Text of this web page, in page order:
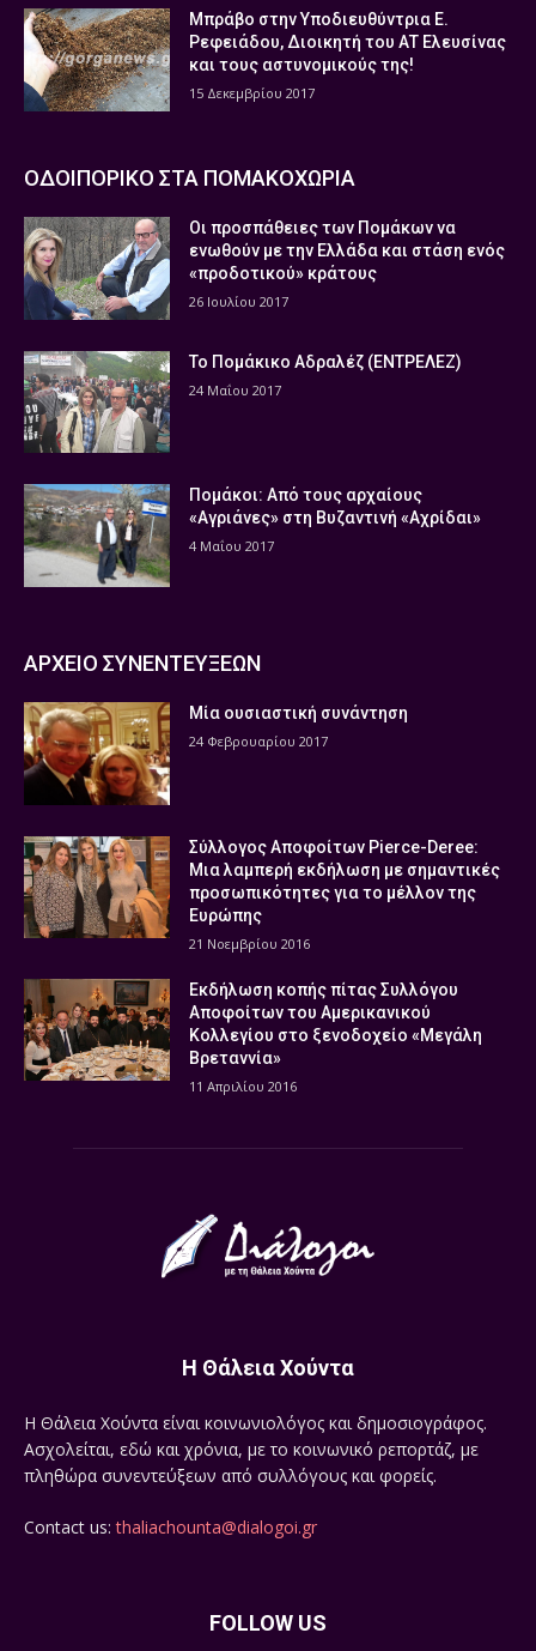
Μπράβο στην Υποδιευθύντρια Ε.
Ρεφειάδου, Διοικητή του ΑΤ Ελευσίνας
και τους αστυνομικούς της!
15 Δεκεμβρίου 2017
ΟΔΟΙΠΟΡΙΚΟ ΣΤΑ ΠΟΜΑΚΟΧΩΡΙΑ
Οι προσπάθειες των Πομάκων να
ενωθούν με την Ελλάδα και στάση ενός
«προδοτικού» κράτους
26 Ιουλίου 2017
Το Πομάκικο Αδραλέζ (ΕΝΤΡΕΛΕΖ)
24 Μαΐου 2017
Πομάκοι: Από τους αρχαίους
«Αγριάνες» στη Βυζαντινή «Αχρίδαι»
4 Μαΐου 2017
ΑΡΧΕΙΟ ΣΥΝΕΝΤΕΥΞΕΩΝ
Μία ουσιαστική συνάντηση
24 Φεβρουαρίου 2017
Σύλλογος Αποφοίτων Pierce-Deree:
Μια λαμπερή εκδήλωση με σημαντικές
προσωπικότητες για το μέλλον της
Ευρώπης
21 Νοεμβρίου 2016
Εκδήλωση κοπής πίτας Συλλόγου
Αποφοίτων του Αμερικανικού
Κολλεγίου στο ξενοδοχείο «Μεγάλη
Βρεταννία»
11 Απριλίου 2016
Η Θάλεια Χούντα
Η Θάλεια Χούντα είναι κοινωνιολόγος και δημοσιογράφος.
Ασχολείται, εδώ και χρόνια, με το κοινωνικό ρεπορτάζ, με
πληθώρα συνεντεύξεων από συλλόγους και φορείς.
Contact us:thaliachounta@dialogoi.gr
FOLLOW US